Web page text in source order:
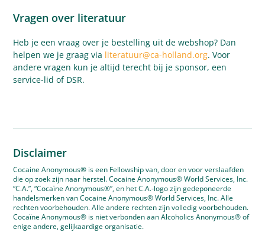
Vragen over literatuur
Heb je een vraag over je bestelling uit de webshop? Dan
helpen we je graag via literatuur@ca-holland.org. Voor
andere vragen kun je altijd terecht bij je sponsor, een
service-lid of DSR.
Disclaimer
Cocaine Anonymous® is een Fellowship van, door en voor verslaafden
die op zoek zijn naar herstel. Cocaine Anonymous® World Services, Inc.
“C.A.”, “Cocaïne Anonymous®”, en het C.A.-logo zijn gedeponeerde
handelsmerken van Cocaine Anonymous® World Services, Inc. Alle
rechten voorbehouden. Alle andere rechten zijn volledig voorbehouden.
Cocaïne Anonymous® is niet verbonden aan Alcoholics Anonymous® of
enige andere, gelijkaardige organisatie.